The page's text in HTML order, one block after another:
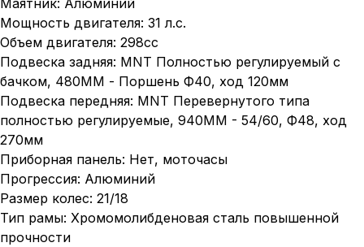
Маятник: Алюминий
Мощность двигателя: 31 л.с.
Объем двигателя: 298сс
Подвеска задняя: MNT Полностью регулируемый с
бачком, 480MM - Поршень Ф40, ход 120мм
Подвеска передняя: MNT Перевернутого типа
полностью регулируемые, 940MM - 54/60, Ф48, ход
270мм
Приборная панель: Нет, моточасы
Прогрессия: Алюминий
Размер колес: 21/18
Тип рамы: Хромомолибденовая сталь повышенной
прочности